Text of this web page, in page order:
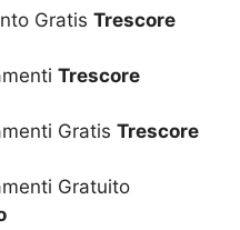
Gratis Trescore
Trescore
Gratis Trescore
Gratuito